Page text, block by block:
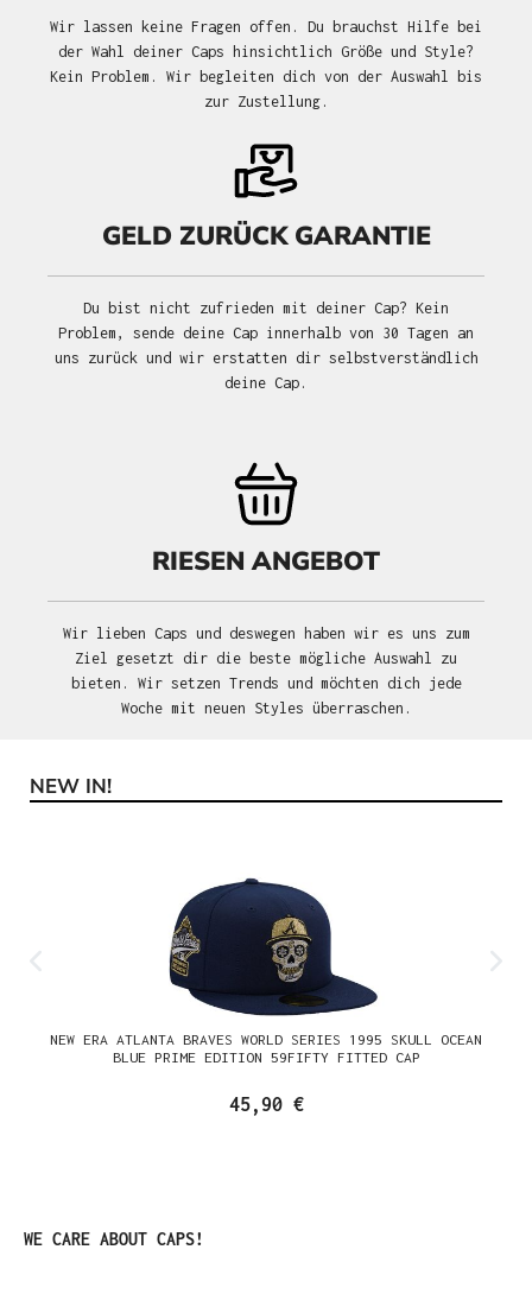
Wir lassen keine Fragen offen. Du brauchst Hilfe bei
der Wahl deiner Caps hinsichtlich Größe und Style?
Kein Problem. Wir begleiten dich von der Auswahl bis
zur Zustellung.
GELD ZURÜCK GARANTIE
Du bist nicht zufrieden mit deiner Cap? Kein
Problem, sende deine Cap innerhalb von 30 Tagen an
uns zurück und wir erstatten dir selbstverständlich
deine Cap.
RIESEN ANGEBOT
Wir lieben Caps und deswegen haben wir es uns zum
Ziel gesetzt dir die beste mögliche Auswahl zu
bieten. Wir setzen Trends und möchten dich jede
Woche mit neuen Styles überraschen.
Produktgalerie überspringen
NEW IN!
NEW ERA ATLANTA BRAVES WORLD SERIES 1995 SKULL OCEAN
BLUE PRIME EDITION 59FIFTY FITTED CAP
45,90 €
Produktgalerie überspringen
WE CARE ABOUT CAPS!